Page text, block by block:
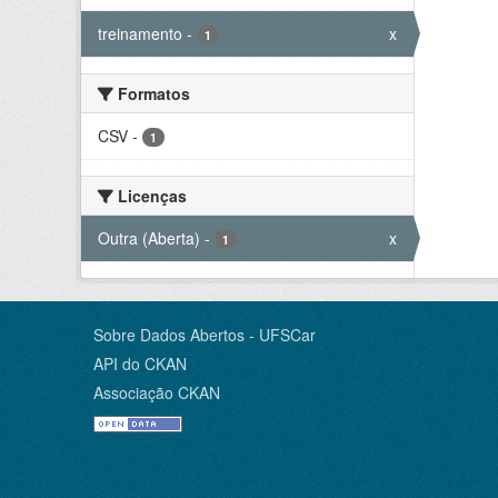
treinamento - 1 x
Formatos
CSV - 1
Licenças
Outra (Aberta) - 1 x
Sobre Dados Abertos - UFSCar
API do CKAN
Associação CKAN